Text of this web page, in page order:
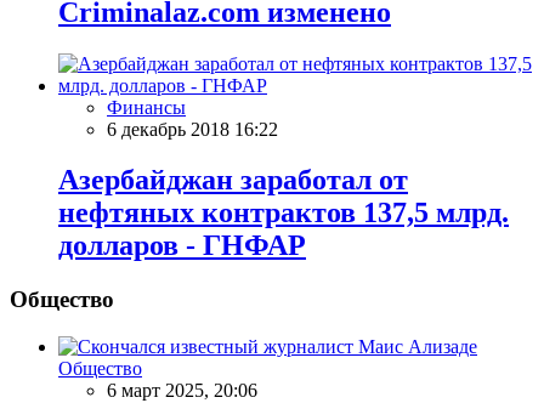
Criminalaz.com изменено
Финансы
6 декабрь 2018 16:22
Азербайджан заработал от
нефтяных контрактов 137,5 млрд.
долларов - ГНФАР
Общество
Общество
6 март 2025, 20:06